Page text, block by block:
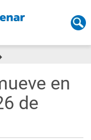
en
de